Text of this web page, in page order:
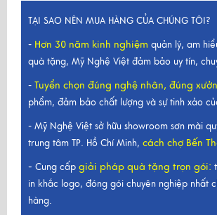
TẠI SAO NÊN MUA HÀNG CỦA CHÚNG TÔI?
- Hơn 30 năm kinh nghiệm quản lý, am
quà tặng, Mỹ Nghệ Việt đảm bảo uy tín,
- Tuyển chọn đúng nghệ nhân, đúng
phẩm, đảm bảo chất lượng và sự tinh xảo
- Mỹ Nghệ Việt sở hữu showroom sơn mài
trung tâm TP. Hồ Chí Minh, cách chợ Bến
- Cung cấp giải pháp quà tặng trọn gói:
in khắc logo, đóng gói chuyên nghiệp nhất
hàng.